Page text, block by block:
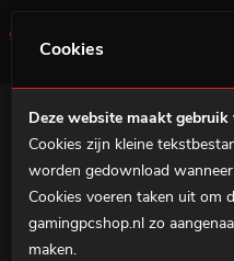
Cookies
Deze website maakt gebruik
Cookies zijn kleine
worden gedownload
Cookies voeren taken uit om
gamingpcshop.nl zo
maken.